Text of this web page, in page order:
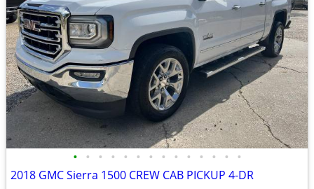
• • • • • • • • • • • • • •
2018 GMC Sierra 1500 CREW CAB PICKUP 4-DR